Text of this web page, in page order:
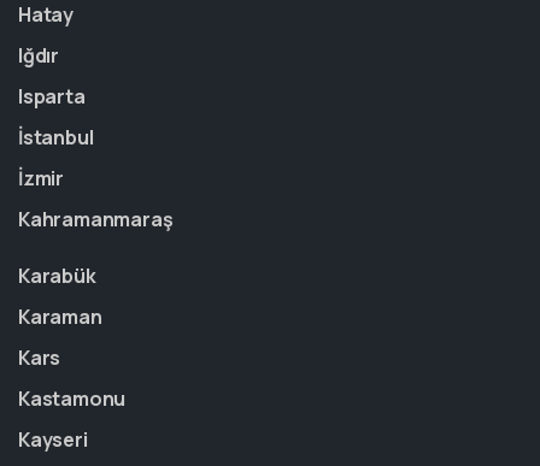
Hatay
Iğdır
Isparta
İstanbul
İzmir
Kahramanmaraş
Karabük
Karaman
Kars
Kastamonu
Kayseri